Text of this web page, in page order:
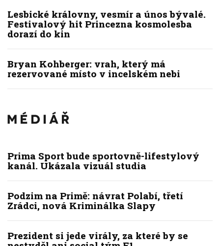
Lesbické královny, vesmír a únos bývalé.
Festivalový hit Princezna kosmolesba
dorazí do kin
Bryan Kohberger: vrah, který má
rezervované místo v incelském nebi
Prima Sport bude sportovně-lifestylový
kanál. Ukázala vizuál studia
Podzim na Primě: návrat Polabí, třetí
Zrádci, nová Kriminálka Slapy
Prezident si jede virály, za které by se